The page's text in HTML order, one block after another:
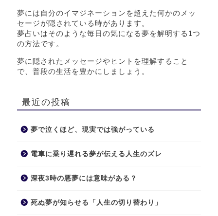
夢には自分のイマジネーションを超えた何かのメッ
セージが隠されている時があります。
夢占いはそのような毎日の気になる夢を解明する1つ
の方法です。
夢に隠されたメッセージやヒントを理解すること
で、普段の生活を豊かにしましょう。
最近の投稿
夢で泣くほど、現実では強がっている
電車に乗り遅れる夢が伝える人生のズレ
深夜3時の悪夢には意味がある？
死ぬ夢が知らせる「人生の切り替わり」